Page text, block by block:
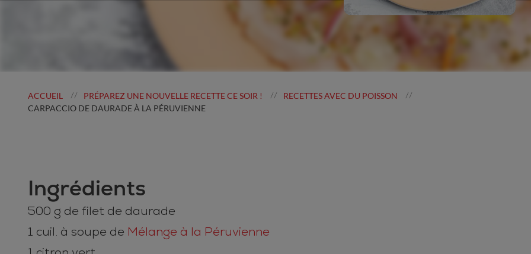
ACCUEIL // PRÉPAREZ UNE NOUVELLE RECETTE CE SOIR ! // RECETTES AVEC DU POISSON //
CARPACCIO DE DAURADE À LA PÉRUVIENNE
Ingrédients
500 g de filet de daurade
1 cuil. à soupe de Mélange à la Péruvienne